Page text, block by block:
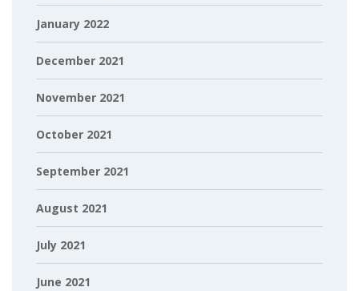
January 2022
December 2021
November 2021
October 2021
September 2021
August 2021
July 2021
June 2021